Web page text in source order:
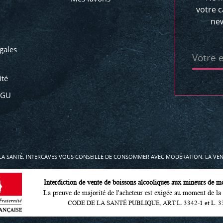
votre
Votre
SANTÉ. INTERCAVES VOUS CONSEILLE DE CONSOMMER AVEC MODÉRATION. LA
Interdiction de vente de boissons alcooliques aux mineurs de
La preuve de majorité de l'acheteur est exigée au moment de
CODE DE LA SANTÉ PUBLIQUE, ART L. 3342-1 et L.